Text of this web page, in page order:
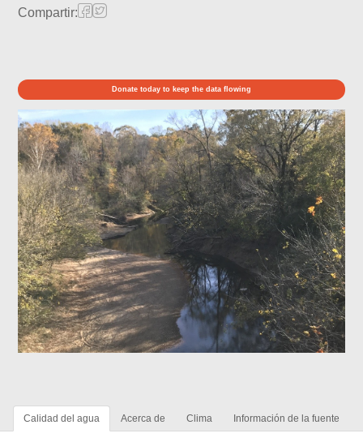
Compartir:
Donate today to keep the data flowing
Calidad del agua Acerca de Clima Información de la fuente